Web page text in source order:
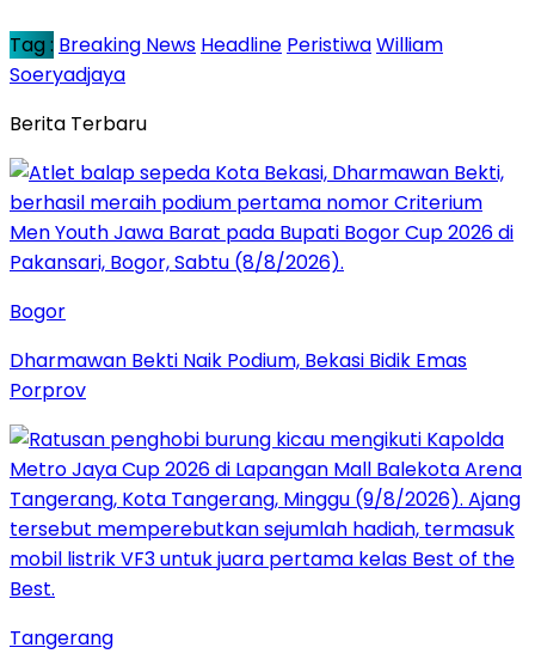
Tag : Breaking News Headline PeristiwaWilliam
Soeryadjaya
Berita Terbaru
Bogor
Dharmawan Bekti Naik Podium, Bekasi Bidik Emas
Porprov
Tangerang